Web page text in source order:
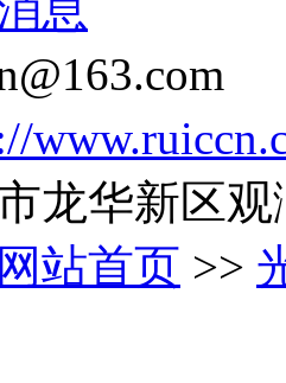
龙华新区
网站首页 >>